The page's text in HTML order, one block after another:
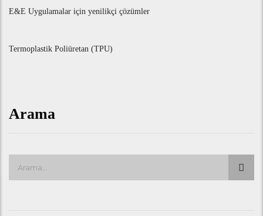
E&E Uygulamalar için yenilikçi çözümler
Termoplastik Poliüretan (TPU)
Arama